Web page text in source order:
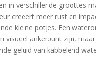
in verschillende groottes
creëert meer rust en
kleine potjes. Een
visueel ankerpunt zijn,
geluid van kabbelend